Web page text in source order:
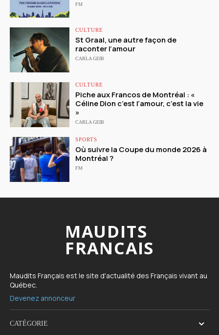
FM
CULTURE
St Graal, une autre façon de
raconter l’amour
CARLA GEIB
CULTURE
Piche aux Francos de Montréal : «
Céline Dion c’est l’amour, c’est la vie
»
CARLA GEIB
SPORTS
Où suivre la Coupe du monde 2026 à
Montréal ?
FM
MAUDITS
FRANCAIS
Maudits Français est le site d'actualité des Français vivant au
Québec.
Devenez annonceur
CATÉGORIE